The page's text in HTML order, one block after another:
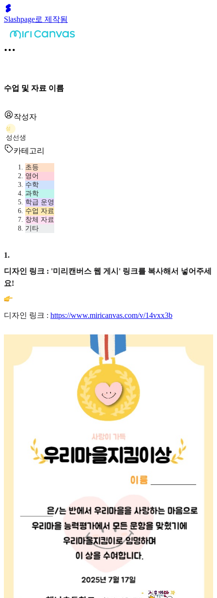
Slashpage로 제작됨
수업 및 자료 이름
작성자
성
성선생
카테고리
초등
영어
수학
과학
학급 운영
수업 자료
창체 자료
기타
1.
디자인 링크 : '미리캔버스 웹 게시' 링크를 복사해서 넣어주세
요!
디자인 링크 : https://www.miricanvas.com/v/14vxx3b